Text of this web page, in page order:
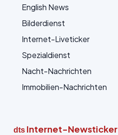
English News
Bilderdienst
Internet-Liveticker
Spezialdienst
Nacht-Nachrichten
Immobilien-Nachrichten
dts Internet-Newsticker